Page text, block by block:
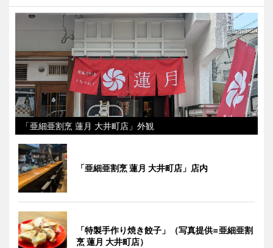
「亜細亜割烹 蓮月 大井町店」外観
「亜細亜割烹 蓮月 大井町店」店内
「特製手作り焼き餃子」（写真提供=亜細亜割
烹 蓮月 大井町店）